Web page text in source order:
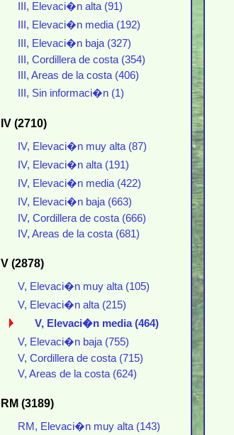
III, Elevaci�n alta (91)
III, Elevaci�n media (192)
III, Elevaci�n baja (327)
III, Cordillera de costa (354)
III, Areas de la costa (406)
III, Sin informaci�n (1)
IV (2710)
IV, Elevaci�n muy alta (87)
IV, Elevaci�n alta (191)
IV, Elevaci�n media (422)
IV, Elevaci�n baja (663)
IV, Cordillera de costa (666)
IV, Areas de la costa (681)
V (2878)
V, Elevaci�n muy alta (105)
V, Elevaci�n alta (215)
V, Elevaci�n media (464)
V, Elevaci�n baja (755)
V, Cordillera de costa (715)
V, Areas de la costa (624)
RM (3189)
RM, Elevaci�n muy alta (143)